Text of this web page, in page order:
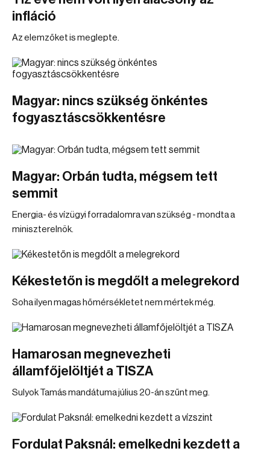
infláció
Az elemzőket is meglepte.
Magyar: nincs szükség önkéntes
fogyasztáscsökkentésre
Magyar: Orbán tudta, mégsem tett
semmit
Energia- és vízügyi forradalomra van szükség - mondta a
miniszterelnök.
Kékestetőn is megdőlt a melegrekord
Soha ilyen magas hőmérsékletet nem mértek még.
Hamarosan megnevezheti
államfőjelöltjét a TISZA
Sulyok Tamás mandátuma július 20-án szűnt meg.
Fordulat Paksnál: emelkedni kezdett a